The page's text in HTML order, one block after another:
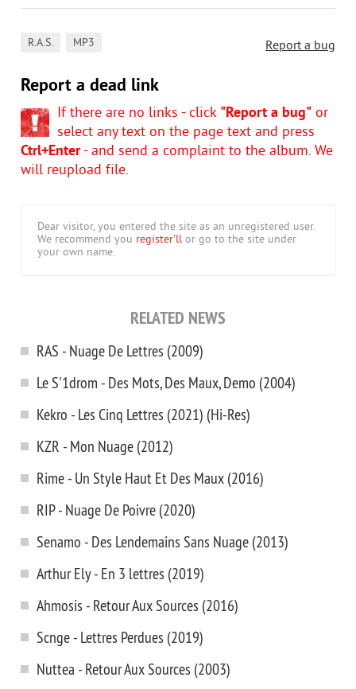
Report a bug
R.A.S. MP3
Report a dead link
If there are no links - click "Report a bug" or
select any text on the page text and press
Ctrl+Enter- and send a complaint to the album. We
will reupload file.
Dear visitor, you entered the site as an unregistered user.
We recommend you register'll or go to the site under
your own name.
RELATED NEWS
RAS - Nuage De Lettres (2009)
Le S'1drom - Des Mots, Des Maux, Demo (2004)
Kekro - Les Cinq Lettres (2021) (Hi-Res)
KZR - Mon Nuage (2012)
Rime - Un Style Haut Et Des Maux (2016)
RIP - Nuage De Poivre (2020)
Senamo - Des Lendemains Sans Nuage (2013)
Arthur Ely - En 3 lettres (2019)
Ahmosis - Retour Aux Sources (2016)
Scnge - Lettres Perdues (2019)
Nuttea - Retour Aux Sources (2003)